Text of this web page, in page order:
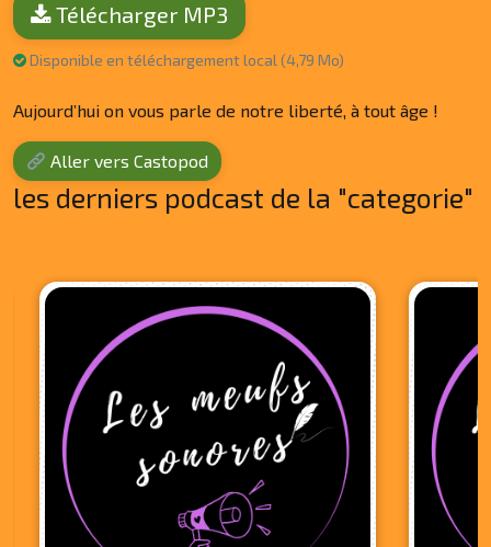
Télécharger MP3
Disponible en téléchargement local (4,79 Mo)
Aujourd’hui on vous parle de notre liberté, à tout âge !
Aller vers Castopod
les derniers podcast de la "categorie"